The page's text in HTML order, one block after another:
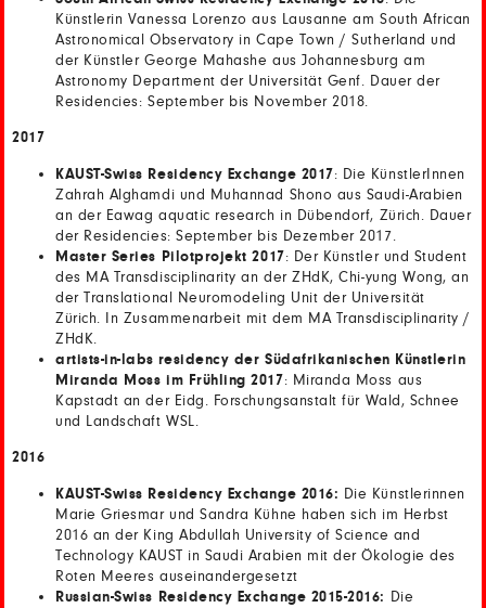
Künstlerin Vanessa Lorenzo aus Lausanne am South African
Astronomical Observatory in Cape Town / Sutherland und
der Künstler George Mahashe aus Johannesburg am
Astronomy Department der Universität Genf. Dauer der
Residencies: September bis November 2018.
2017
KAUST-Swiss Residency Exchange 2017: Die KünstlerInnen
Zahrah Alghamdi und Muhannad Shono aus Saudi-Arabien
an der Eawag aquatic research in Dübendorf, Zürich. Dauer
der Residencies: September bis Dezember 2017.
Master Series Pilotprojekt 2017: Der Künstler und Student
des MA Transdisciplinarity an der ZHdK, Chi-yung Wong, an
der Translational Neuromodeling Unit der Universität
Zürich. In Zusammenarbeit mit dem MA Transdisciplinarity /
ZHdK.
artists-in-labs residency der Südafrikanischen Künstlerin
Miranda Moss im Frühling 2017: Miranda Moss aus
Kapstadt an der Eidg. Forschungsanstalt für Wald, Schnee
und Landschaft WSL.
2016
KAUST-Swiss Residency Exchange 2016: Die Künstlerinnen
Marie Griesmar und Sandra Kühne haben sich im Herbst
2016 an der King Abdullah University of Science and
Technology KAUST in Saudi Arabien mit der Ökologie des
Roten Meeres auseinandergesetzt
Russian-Swiss Residency Exchange 2015-2016: Die